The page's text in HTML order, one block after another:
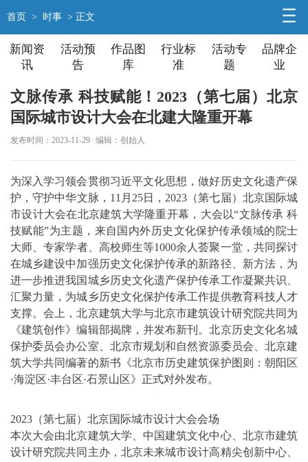
首页 > 时事 > 正文
新闻资
讯
活动预
告
作品图
库
行业标
准
活动专
题
品牌企
业
文脉传承 科技赋能！2023（第七届）北京
国际城市设计大会在北建大隆重开幕
发布时间：2023-11-29 编辑：创始人
为深入学习领会贯彻习近平文化思想，做好历史文化遗产保
护，守护中华文脉，11月25日，2023（第七届）北京国际城
市设计大会在北京建筑大学隆重开幕，大会以“文脉传承 科
技赋能”为主题，来自国内外历史文化保护传承领域的院士
大师、专家学者、高校师生等1000余人荟聚一堂，共同探讨
在城乡建设中加强历史文化保护传承的新路径、新方法，为
进一步推进我国城乡历史文化遗产保护传承工作凝聚共识、
汇聚力量，为城乡历史文化保护传承工作提供教育科技人才
支撑。会上，北京建筑大学与北京市建筑设计研究院共同为
《建筑创作》编辑部揭牌，并发布新刊。北京历史文化名城
保护委员会办公室、北京市规划和自然资源委员会、北京建
筑大学共同编著的新书《北京市历史建筑保护图则：朝阳区
·海淀区·丰台区·石景山区》正式对外发布。
2023（第七届）北京国际城市设计大会会场
本次大会由北京建筑大学、中国建筑文化中心、北京市建筑
设计研究院共同主办，北京未来城市设计高精尖创新中心、